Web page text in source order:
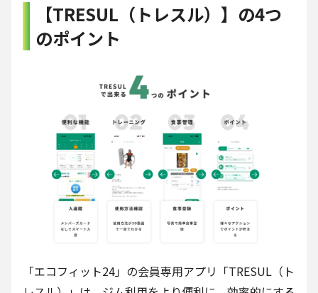
【TRESUL（トレスル）】の4つ
のポイント
「エコフィット24」の会員専用アプリ「TRESUL（ト